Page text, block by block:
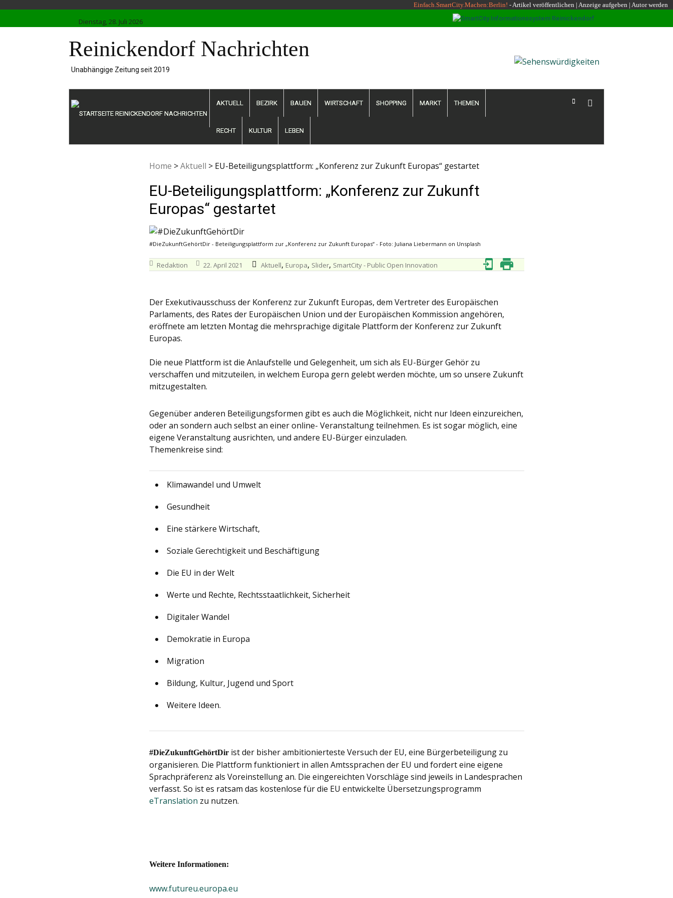
content
Einfach.SmartCity.Machen:Berlin! -Artikel veröffentlichen | Anzeige aufgeben | Autor werden
Dienstag, 28. Juli 2026
Reinickendorf Nachrichten
Unabhängige Zeitung seit 2019
AKTUELL BEZIRK BAUEN WIRTSCHAFT SHOPPING MARKT THEMEN
RECHT KULTUR LEBEN
Home >Aktuell > EU-Beteiligungsplattform: „Konferenz zur Zukunft Europas“ gestartet
EU-Beteiligungsplattform: „Konferenz zur Zukunft
Europas“ gestartet
#DieZukunftGehörtDir - Beteiligungsplattform zur „Konferenz zur Zukunft Europas“ - Foto: Juliana Liebermann on Unsplash
Redaktion 22. April 2021 Aktuell, Europa, Slider, SmartCity - Public Open Innovation
Der Exekutivausschuss der Konferenz zur Zukunft Europas, dem Vertreter des Europäischen
Parlaments, des Rates der Europäischen Union und der Europäischen Kommission angehören,
eröffnete am letzten Montag die mehrsprachige digitale Plattform der Konferenz zur Zukunft
Europas.
Die neue Plattform ist die Anlaufstelle und Gelegenheit, um sich als EU-Bürger Gehör zu
verschaffen und mitzuteilen, in welchem Europa gern gelebt werden möchte, um so unsere Zukunft
mitzugestalten.
Gegenüber anderen Beteiligungsformen gibt es auch die Möglichkeit, nicht nur Ideen einzureichen,
oder an sondern auch selbst an einer online- Veranstaltung teilnehmen. Es ist sogar möglich, eine
eigene Veranstaltung ausrichten, und andere EU-Bürger einzuladen.
Themenkreise sind:
Klimawandel und Umwelt
Gesundheit
Eine stärkere Wirtschaft,
Soziale Gerechtigkeit und Beschäftigung
Die EU in der Welt
Werte und Rechte, Rechtsstaatlichkeit, Sicherheit
Digitaler Wandel
Demokratie in Europa
Migration
Bildung, Kultur, Jugend und Sport
Weitere Ideen.
#DieZukunftGehörtDirist der bisher ambitionierteste Versuch der EU, eine Bürgerbeteiligung zu
organisieren. Die Plattform funktioniert in allen Amtssprachen der EU und fordert eine eigene
Sprachpräferenz als Voreinstellung an. Die eingereichten Vorschläge sind jeweils in Landesprachen
verfasst. So ist es ratsam das kostenlose für die EU entwickelte Übersetzungsprogramm
eTranslation zu nutzen.
Weitere Informationen:
www.futureu.europa.eu